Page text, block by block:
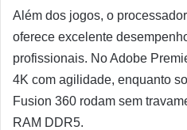
Além dos jogos, o
oferece excelente
profissionais. No Adobe
4K com agilidade, enquanto
Fusion 360 rodam sem
RAM DDR5.